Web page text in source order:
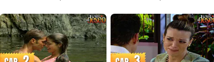
- María Soledad Santibañez / Heidy Bermúdez - María Canela
Santibáñez / Katie Barberi - Digna Nurey de Santibáñez